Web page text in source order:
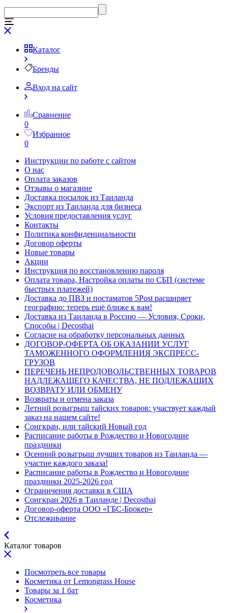
Каталог
Бренды
Вход на сайт
Сравнение
0
Избранное
0
Инструкции по работе с сайтом
О нас
Оплата заказов
Отзывы о магазине
Доставка посылок из Таиланда
Экспорт из Таиланда для бизнеса
Условия предоставления услуг
Контакты
Политика конфиденциальности
Договор оферты
Новые товары
Акции
Инструкция по восстановлению пароля
Оплата товара, Настройка оплаты по СБП (системе
быстрых платежей)
Доставка до ПВЗ и постаматов 5Post расширяет
географию: теперь ещё ближе к вам!
Доставка из Таиланда в Россию — Условия, Сроки,
Способы | Decosthai
Согласие на обработку персональных данных
ДОГОВОР-ОФЕРТА ОБ ОКАЗАНИИ УСЛУГ
ТАМОЖЕННОГО ОФОРМЛЕНИЯ ЭКСПРЕСС-
ГРУЗОВ
ПЕРЕЧЕНЬ НЕПРОДОВОЛЬСТВЕННЫХ ТОВАРОВ
НАДЛЕЖАЩЕГО КАЧЕСТВА, НЕ ПОДЛЕЖАЩИХ
ВОЗВРАТУ ИЛИ ОБМЕНУ
Возвраты и отмена заказа
Летний розыгрыш тайских товаров: участвует каждый
заказ на нашем сайте!
Сонгкран, или тайский Новый год
Расписание работы в Рождество и Новогодние
праздники
Осенний розыгрыш лучших товаров из Таиланда —
участие каждого заказа!
Расписание работы в Рождество и Новогодние
праздники 2025-2026 год
Ограничения доставки в США
Сонгкран 2026 в Таиланде | Decosthai
Договор-оферта ООО «ГБС-Брокер»
Отслеживание
Каталог товаров
Посмотреть все товары
Косметика от Lemongrass House
Товары за 1 бат
Косметика